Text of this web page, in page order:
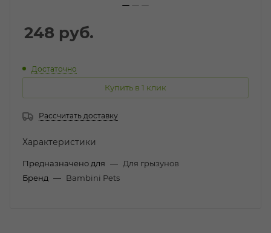
248 руб.
Достаточно
Купить в 1 клик
Рассчитать доставку
Характеристики
Предназначено для — Для грызунов
Бренд — Bambini Pets